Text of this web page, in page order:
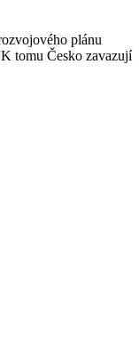
plánu
tomu Česko zavazují